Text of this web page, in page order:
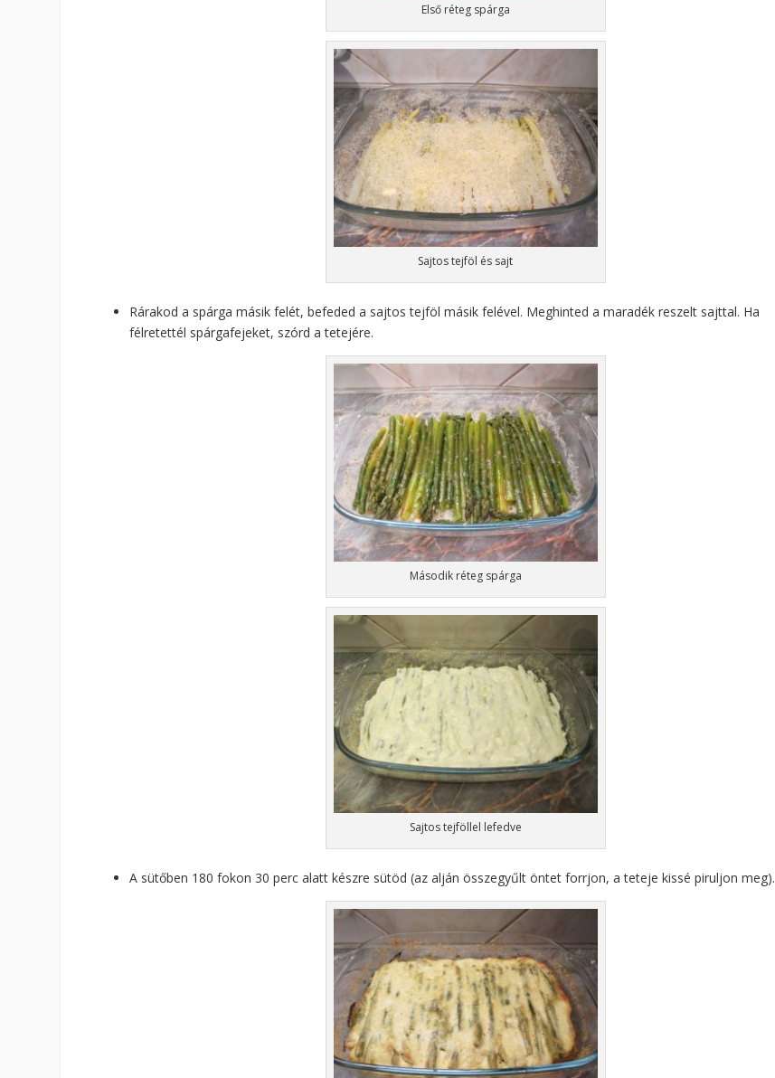
Első réteg spárga
Sajtos tejföl és sajt
Rárakod a spárga másik felét, befeded a sajtos tejföl másik felével. Meghinted a maradék reszelt sajttal. Ha
félretettél spárgafejeket, szórd a tetejére.
Második réteg spárga
Sajtos tejföllel lefedve
A sütőben 180 fokon 30 perc alatt készre sütöd (az alján összegyűlt öntet forrjon, a teteje kissé piruljon meg).